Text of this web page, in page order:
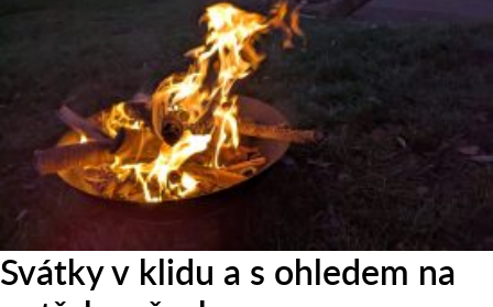
Svátky v klidu a s ohledem na